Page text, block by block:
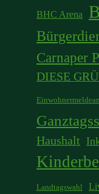
BHC Arena
Carnaper
DIESE
Haushalt
Landtagswahl